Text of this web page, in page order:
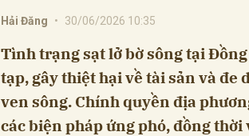
Hải Đăng • 30/06/2026 10:35
Tình trạng sạt lở bờ sông tại
tạp, gây thiệt hại về tài sản và đe
ven sông. Chính quyền địa
các biện pháp ứng phó, đồng